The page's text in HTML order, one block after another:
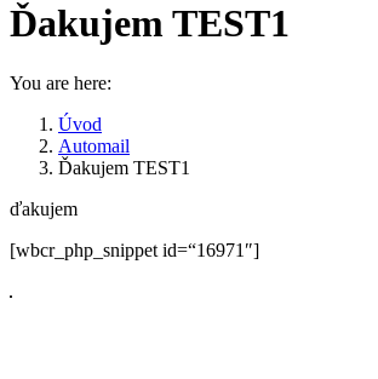
Ďakujem TEST1
You are here:
Úvod
Automail
Ďakujem TEST1
ďakujem
[wbcr_php_snippet id=“16971″]